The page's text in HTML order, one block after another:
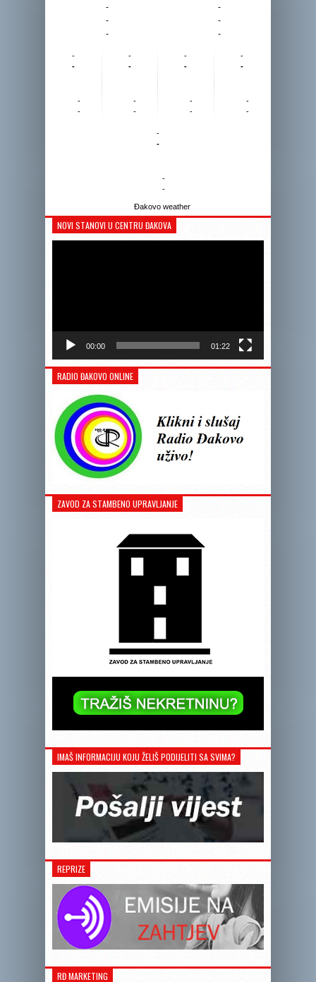
-
-
-
-
-
-
-
-
-
-
-
-
-
-
-
-
-
-
-
-
-
-
-
-
-
-
Đakovo weather
NOVI STANOVI U CENTRU ĐAKOVA
00:00 01:22
RADIO ĐAKOVO ONLINE
ZAVOD ZA STAMBENO UPRAVLJANJE
IMAŠ INFORMACIJU KOJU ŽELIŠ PODIJELITI SA SVIMA?
REPRIZE
RĐ MARKETING